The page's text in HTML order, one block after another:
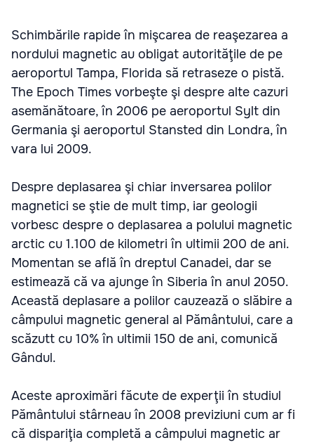
Schimbările rapide în mişcarea de reaşezarea a
nordului magnetic au obligat autorităţile de pe
aeroportul Tampa, Florida să retraseze o pistă.
The Epoch Times vorbeşte şi despre alte cazuri
asemănătoare, în 2006 pe aeroportul Sylt din
Germania şi aeroportul Stansted din Londra, în
vara lui 2009.
Despre deplasarea şi chiar inversarea polilor
magnetici se ştie de mult timp, iar geologii
vorbesc despre o deplasarea a polului magnetic
arctic cu 1.100 de kilometri în ultimii 200 de ani.
Momentan se află în dreptul Canadei, dar se
estimează că va ajunge în Siberia în anul 2050.
Această deplasare a polilor cauzează o slăbire a
câmpului magnetic general al Pământului, care a
scăzutt cu 10% în ultimii 150 de ani, comunică
Gândul.
Aceste aproximări făcute de experţii în studiul
Pământului stârneau în 2008 previziuni cum ar fi
că dispariţia completă a câmpului magnetic ar